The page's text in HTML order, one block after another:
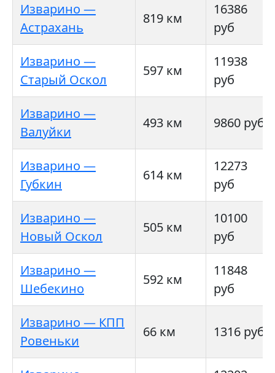
Изварино —
Астрахань
819 км
16386
руб
Изварино —
Старый Оскол
597 км
11938
руб
Изварино —
Валуйки
493 км 9860 руб
Изварино —
Губкин
614 км
12273
руб
Изварино —
Новый Оскол
505 км
10100
руб
Изварино —
Шебекино
592 км
11848
руб
Изварино — КПП
Ровеньки
66 км 1316 руб